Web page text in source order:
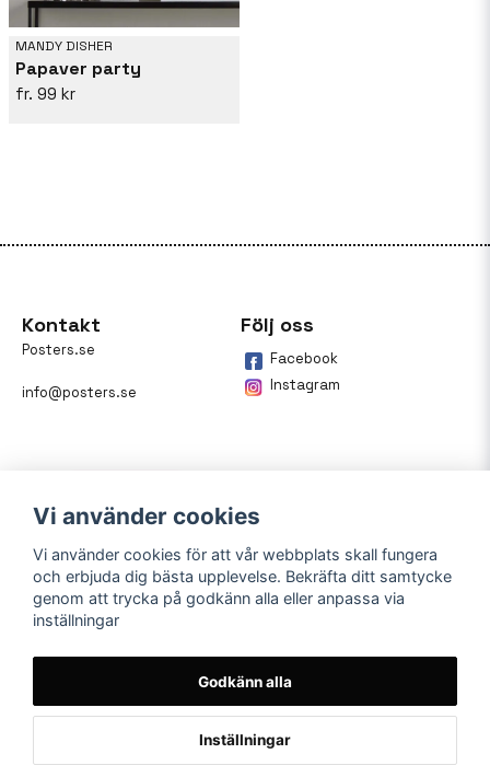
MANDY DISHER
Papaver party
99 kr
Kontakt
Posters.se
info@posters.se
Följ oss
Facebook
Instagram
Betalning
På posters.se kan du enkelt
Vi använder cookies
Vi använder cookies för att vår webbplats skall fungera
och erbjuda dig bästa upplevelse. Bekräfta ditt samtycke
genom att trycka på godkänn alla eller anpassa via
inställningar
Godkänn alla
Inställningar